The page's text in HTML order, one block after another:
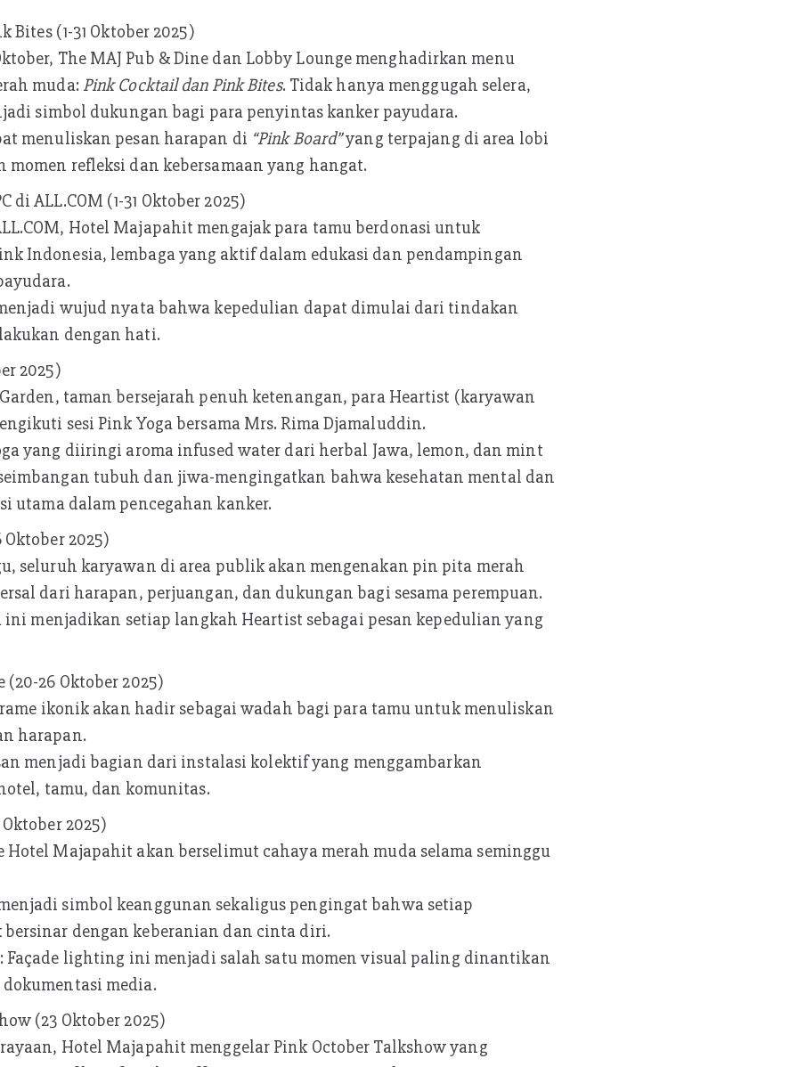
Bites (1-31 Oktober 2025)
The MAJ Pub & Dine dan Lobby Lounge menghadirkan menu
muda: Pink Cocktail dan Pink Bites. Tidak hanya menggugah selera,
simbol dukungan bagi para penyintas kanker payudara.
menuliskan pesan harapan di “Pink Board”yang terpajang di area lobi
refleksi dan kebersamaan yang hangat.
di ALL.COM (1-31 Oktober 2025)
Hotel Majapahit mengajak para tamu berdonasi untuk
Indonesia, lembaga yang aktif dalam edukasi dan pendampingan
wujud nyata bahwa kepedulian dapat dimulai dari tindakan
dengan hati.
2025)
taman bersejarah penuh ketenangan, para Heartist (karyawan
sesi Pink Yoga bersama Mrs. Rima Djamaluddin.
yang diiringi aroma infused water dari herbal Jawa, lemon, dan mint
tubuh dan jiwa-mengingatkan bahwa kesehatan mental dan
utama dalam pencegahan kanker.
2025)
seluruh karyawan di area publik akan mengenakan pin pita merah
dari harapan, perjuangan, dan dukungan bagi sesama perempuan.
menjadikan setiap langkah Heartist sebagai pesan kepedulian yang
(20-26 Oktober 2025)
ikonik akan hadir sebagai wadah bagi para tamu untuk menuliskan
harapan.
menjadi bagian dari instalasi kolektif yang menggambarkan
tamu, dan komunitas.
2025)
Hotel Majapahit akan berselimut cahaya merah muda selama seminggu
simbol keanggunan sekaligus pengingat bahwa setiap
bersinar dengan keberanian dan cinta diri.
Façade lighting ini menjadi salah satu momen visual paling dinantikan
media.
(23 Oktober 2025)
Hotel Majapahit menggelar Pink October Talkshow yang